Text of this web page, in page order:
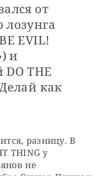
от
лозунга
EVIL!
и
THE
как
разницу. В
THING у
не